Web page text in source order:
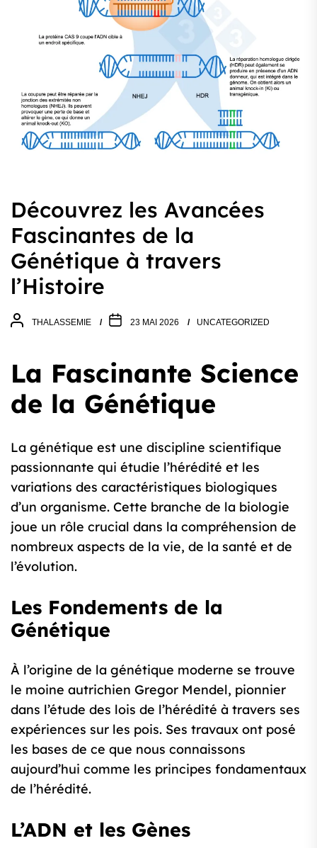
Découvrez les Avancées
Fascinantes de la
Génétique à travers
l’Histoire
THALASSEMIE 23 MAI 2026 UNCATEGORIZED
La Fascinante Science
de la Génétique
La génétique est une discipline scientifique
passionnante qui étudie l’hérédité et les
variations des caractéristiques biologiques
d’un organisme. Cette branche de la biologie
joue un rôle crucial dans la compréhension de
nombreux aspects de la vie, de la santé et de
l’évolution.
Les Fondements de la
Génétique
À l’origine de la génétique moderne se trouve
le moine autrichien Gregor Mendel, pionnier
dans l’étude des lois de l’hérédité à travers ses
expériences sur les pois. Ses travaux ont posé
les bases de ce que nous connaissons
aujourd’hui comme les principes fondamentaux
de l’hérédité.
L’ADN et les Gènes